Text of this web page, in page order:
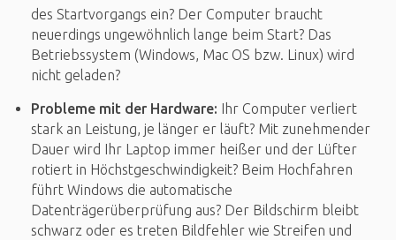
des Startvorgangs ein? Der Computer braucht
neuerdings ungewöhnlich lange beim Start? Das
Betriebssystem (Windows, Mac OS bzw. Linux) wird
nicht geladen?
Probleme mit der Hardware: Ihr Computer verliert
stark an Leistung, je länger er läuft? Mit zunehmender
Dauer wird Ihr Laptop immer heißer und der Lüfter
rotiert in Höchstgeschwindigkeit? Beim Hochfahren
führt Windows die automatische
Datenträgerüberprüfung aus? Der Bildschirm bleibt
schwarz oder es treten Bildfehler wie Streifen und